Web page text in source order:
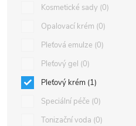
Kosmetické sady 0
Opalovací krém 0
Pleťová emulze 0
Pleťový gel 0
Pleťový krém 1
Speciální péče 0
Tonizační voda 0